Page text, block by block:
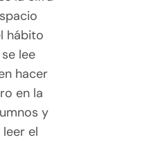
hábito
lee
hacer
en la
y
el